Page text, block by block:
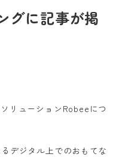
グに記事が掲
リューションRobeeにつ
デジタル上でのおもてな